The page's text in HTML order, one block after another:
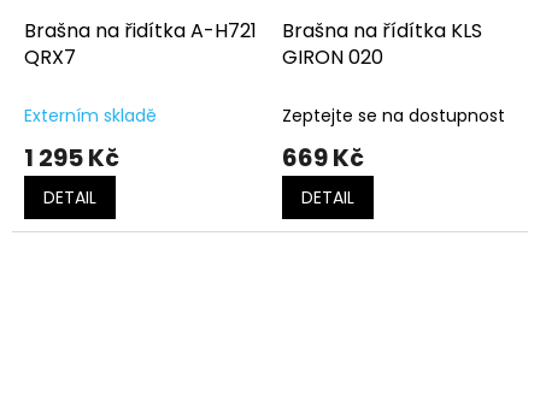
Brašna na řidítka A-H721
QRX7
Externím skladě
1 295 Kč
DETAIL
Brašna na řídítka KLS
GIRON 020
Zeptejte se na dostupnost
669 Kč
DETAIL